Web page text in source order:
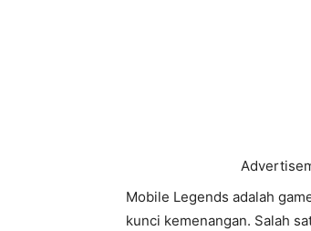
Mobile Legends adalah
kunci kemenangan. Salah